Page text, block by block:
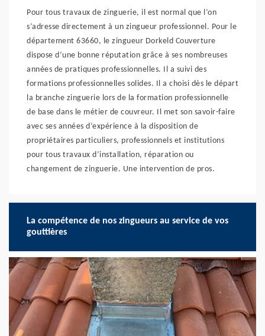
Pour tous travaux de zinguerie, il est normal que l’on
s’adresse directement à un zingueur professionnel. Pour le
département 63660, le zingueur Dorkeld Couverture
dispose d’une bonne réputation grâce à ses nombreuses
années de pratiques professionnelles. Il a suivi des
formations professionnelles solides. Il a choisi dès le départ
la branche zinguerie lors de la formation professionnelle
de base dans le métier de couvreur. Il met son savoir-faire
avec ses années d’expérience à la disposition de
propriétaires particuliers, professionnels et institutions
pour tous travaux d’installation, réparation ou
changement de zinguerie. Une intervention de pros.
La compétence de nos zingueurs au service de vos
gouttières